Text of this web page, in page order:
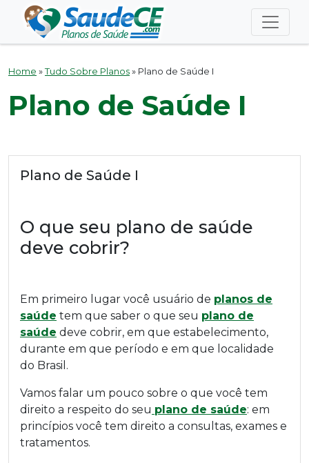
Home » Tudo Sobre Planos » Plano de Saúde I
Plano de Saúde I
Plano de Saúde I
O que seu plano de saúde
deve cobrir?
Em primeiro lugar você usuário de planos de
saúde tem que saber o que seu plano de
saúde deve cobrir, em que estabelecimento,
durante em que período e em que localidade
do Brasil.
Vamos falar um pouco sobre o que você tem
direito a respeito do seu plano de saúde: em
princípios você tem direito a consultas, exames e
tratamentos.